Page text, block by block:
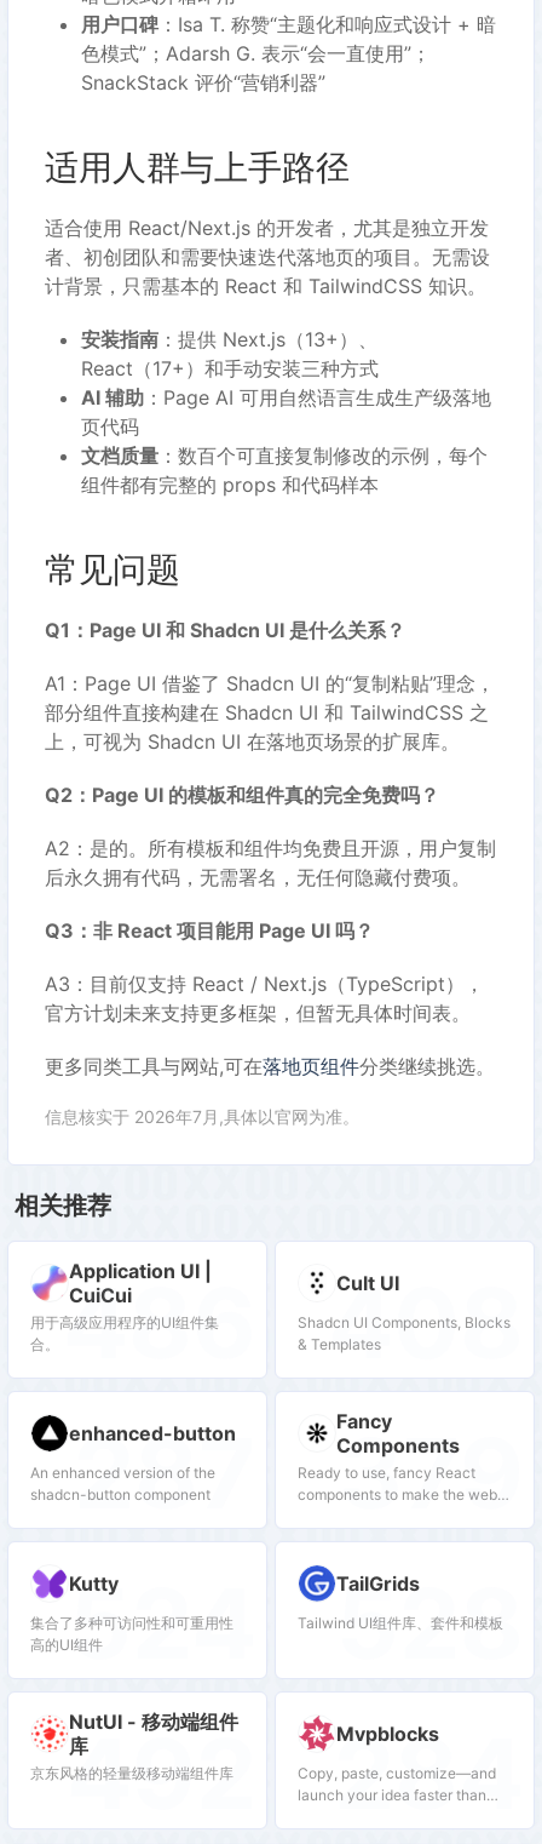
用户口碑 ：Isa T. 称赞“主题化和响应式设计 + 暗
色模式”；Adarsh G. 表示“会一直使用”；
SnackStack 评价“营销利器”
适用人群与上手路径
适合使用 React/Next.js 的开发者，尤其是独立开发
者、初创团队和需要快速迭代落地页的项目。无需设
计背景，只需基本的 React 和 TailwindCSS 知识。
安装指南 ：提供 Next.js（13+）、
React（17+）和手动安装三种方式
AI 辅助 ：Page AI 可用自然语言生成生产级落地
页代码
文档质量 ：数百个可直接复制修改的示例，每个
组件都有完整的 props 和代码样本
常见问题
Q1：Page UI 和 Shadcn UI 是什么关系？
A1：Page UI 借鉴了 Shadcn UI 的“复制粘贴”理念，
部分组件直接构建在 Shadcn UI 和 TailwindCSS 之
上，可视为 Shadcn UI 在落地页场景的扩展库。
Q2：Page UI 的模板和组件真的完全免费吗？
A2：是的。所有模板和组件均免费且开源，用户复制
后永久拥有代码，无需署名，无任何隐藏付费项。
Q3：非 React 项目能用 Page UI 吗？
A3：目前仅支持 React / Next.js（TypeScript），
官方计划未来支持更多框架，但暂无具体时间表。
更多同类工具与网站,可在落地页组件分类继续挑选。
信息核实于 2026年7月,具体以官网为准。
相关推荐
Application UI |
CuiCui
用于高级应用程序的UI组件集
合。
486 Cult UI
Shadcn UI Components, Blocks
& Templates
408
enhanced-button
An enhanced version of the
shadcn-button component
287
Fancy
Components
Ready to use, fancy React
components to make the web
379
Kutty
集合了多种可访问性和可重用性
高的UI组件524 TailGrids
Tailwind UI组件库、套件和模板
528
NutUI - 移动端组件
库
京东风格的轻量级移动端组件库
492 Mvpblocks
Copy, paste, customize—and
launch your idea faster than
284